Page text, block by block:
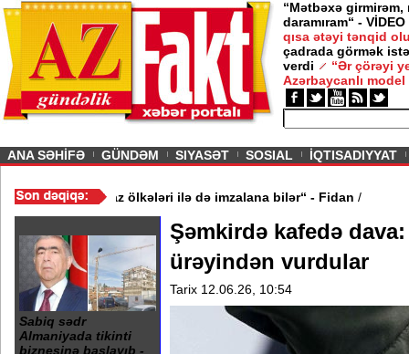
“Mətbəxə girmirəm,
daramıram“ - VİDEO
qısa ətəyi tənqid
çadrada görmək
verdi
“Ər çörəyi
Azərbaycanlı model
ANA SƏHİFƏ GÜNDƏM SIYASƏT SOSIAL İQTISADIYYAT
oxşar anlaşma Qafqaz ölkələri ilə də imzalana bilər“ - Fidan
Sabiq sədr
Almaniyada tikinti
biznesinə başlayıb -
Şəmkirdə kafedə
ürəyindən vurdular
Tarix 12.06.26, 10:54